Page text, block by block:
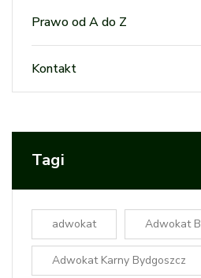
Prawo od A do Z
Kontakt
Tagi
adwokat Adwokat
Adwokat Karny Bydgoszcz